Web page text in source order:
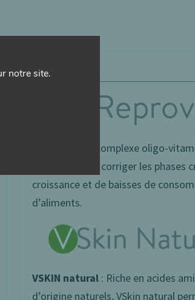
: Complexe oligo-
permettant de corriger les phases
croissance et de baisses de
d’aliments.
VSKIN natural : Riche en acides
d’origine naturels, VSkin natural
notre site.